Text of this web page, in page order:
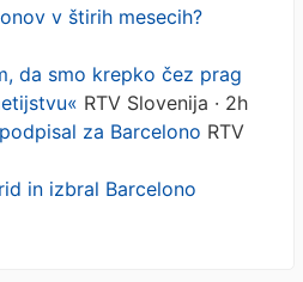
v štirih mesecih?
da smo krepko čez prag
RTV Slovenija · 2h
za Barcelono RTV
in izbral Barcelono